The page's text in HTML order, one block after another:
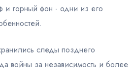
и горный фон - одни из его
следы позднего
войны за независимость и более